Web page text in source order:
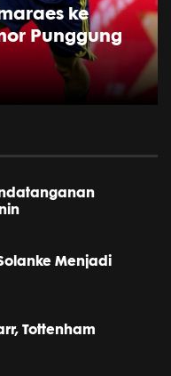
ke
Punggung
Menjadi
Tottenham